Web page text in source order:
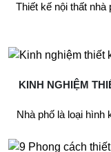
Thiết kế nội thất nhà
KINH NGHIỆM
Nhà phố là loại hình